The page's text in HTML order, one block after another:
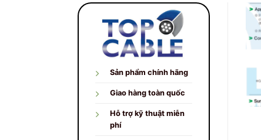
Sản phẩm chính hãng
Giao hàng toàn quốc
Hỗ trợ kỹ thuật miễn
phí